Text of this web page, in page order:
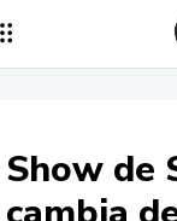
Show de